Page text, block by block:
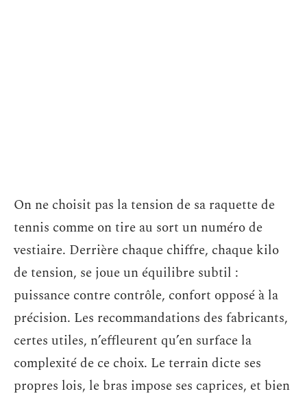
On ne choisit pas la tension de sa raquette de
tennis comme on tire au sort un numéro de
vestiaire. Derrière chaque chiffre, chaque kilo
de tension, se joue un équilibre subtil :
puissance contre contrôle, confort opposé à la
précision. Les recommandations des fabricants,
certes utiles, n’effleurent qu’en surface la
complexité de ce choix. Le terrain dicte ses
propres lois, le bras impose ses caprices, et bien